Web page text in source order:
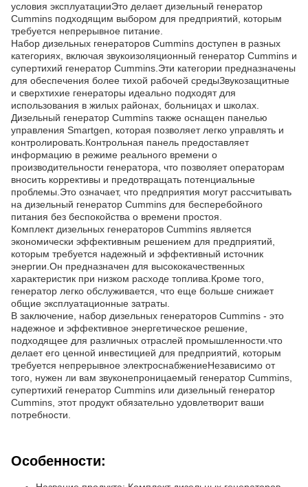
условия эксплуатацииЭто делает дизельный генератор
Cummins подходящим выбором для предприятий, которым
требуется непрерывное питание.
Набор дизельных генераторов Cummins доступен в разных
категориях, включая звукоизоляционный генератор Cummins и
супертихий генератор Cummins.Эти категории предназначены
для обеспечения более тихой рабочей средыЗвукозащитные
и сверхтихие генераторы идеально подходят для
использования в жилых районах, больницах и школах.
Дизельный генератор Cummins также оснащен панелью
управления Smartgen, которая позволяет легко управлять и
контролировать.Контрольная панель предоставляет
информацию в режиме реального времени о
производительности генератора, что позволяет операторам
вносить коррективы и предотвращать потенциальные
проблемы.Это означает, что предприятия могут рассчитывать
на дизельный генератор Cummins для бесперебойного
питания без беспокойства о времени простоя.
Комплект дизельных генераторов Cummins является
экономически эффективным решением для предприятий,
которым требуется надежный и эффективный источник
энергии.Он предназначен для высококачественных
характеристик при низком расходе топлива.Кроме того,
генератор легко обслуживается, что еще больше снижает
общие эксплуатационные затраты.
В заключение, набор дизельных генераторов Cummins - это
надежное и эффективное энергетическое решение,
подходящее для различных отраслей промышленности.что
делает его ценной инвестицией для предприятий, которым
требуется непрерывное электроснабжениеНезависимо от
того, нужен ли вам звуконепроницаемый генератор Cummins,
супертихий генератор Cummins или дизельный генератор
Cummins, этот продукт обязательно удовлетворит ваши
потребности.
Особенности: